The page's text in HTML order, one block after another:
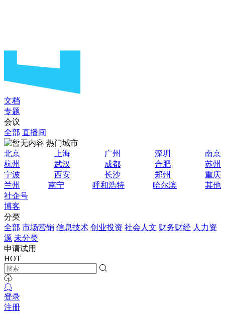
文档
专题
会议
全部 直播间
热门城市
北京
上海 广州 深圳
南京
杭州
武汉 成都 合肥
苏州
宁波
西安 长沙 郑州
重庆
兰州
南宁 呼和浩特 哈尔滨
其他
社企号
博客
分类
全部 市场营销 信息技术 创业投资 社会人文 财务财经 人力资
源 未分类
申请试用
HOT
登录
注册